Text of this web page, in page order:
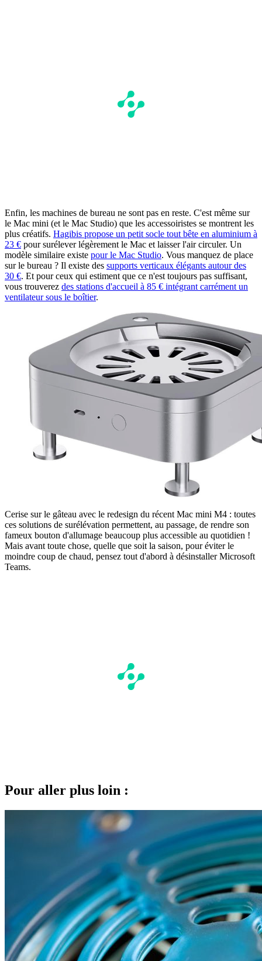
Enfin, les machines de bureau ne sont pas en reste. C'est même sur
le Mac mini (et le Mac Studio) que les accessoiristes se montrent les
plus créatifs. Hagibis propose un petit socle tout bête en aluminium à
23 € pour surélever légèrement le Mac et laisser l'air circuler. Un
modèle similaire existe pour le Mac Studio. Vous manquez de place
sur le bureau ? Il existe des supports verticaux élégants autour des
30 €. Et pour ceux qui estiment que ce n'est toujours pas suffisant,
vous trouverez des stations d'accueil à 85 € intégrant carrément un
ventilateur sous le boîtier.
Cerise sur le gâteau avec le redesign du récent Mac mini M4 : toutes
ces solutions de surélévation permettent, au passage, de rendre son
fameux bouton d'allumage beaucoup plus accessible au quotidien !
Mais avant toute chose, quelle que soit la saison, pour éviter le
moindre coup de chaud, pensez tout d'abord à désinstaller Microsoft
Teams.
Pour aller plus loin :